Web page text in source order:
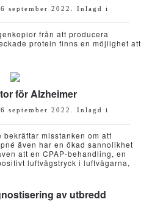
september 2022
. Inlagd i
från att producera
protein finns en möjlighet att
för Alzheimer
september 2022
. Inlagd i
bekräftar misstanken om att
även har en ökad sannolikhet
att en CPAP-behandling, en
luftvägstryck i luftvägarna,
av utbredd